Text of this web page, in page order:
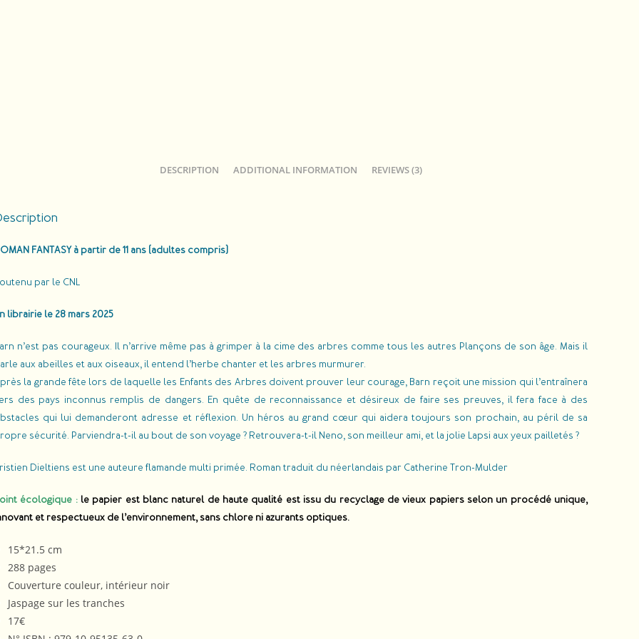
DESCRIPTION ADDITIONAL INFORMATION REVIEWS (3)
FANTASY à partir de 11 ans (adultes compris)
par le CNL
librairie le 28 mars 2025
n’est pas courageux. Il n’arrive même pas à grimper à la cime des arbres comme tous les autres Plançons de son âge. Mais il
aux abeilles et aux oiseaux, il entend l’herbe chanter et les arbres murmurer.
la grande fête lors de laquelle les Enfants des Arbres doivent prouver leur courage, Barn reçoit une mission qui l’entraînera
des pays inconnus remplis de dangers. En quête de reconnaissance et désireux de faire ses preuves, il fera face à des
qui lui demanderont adresse et réflexion. Un héros au grand cœur qui aidera toujours son prochain, au péril de sa
sécurité. Parviendra-t-il au bout de son voyage ? Retrouvera-t-il Neno, son meilleur ami, et la jolie Lapsi aux yeux pailletés ?
Dieltiens est une auteure flamande multi primée. Roman traduit du néerlandais par Catherine Tron-Mulder
écologique : le papier est blanc naturel de haute qualité est issu du recyclage de vieux papiers selon un procédé unique,
et respectueux de l’environnement, sans chlore ni azurants optiques.
15*21.5 cm
288 pages
Couverture couleur, intérieur noir
Jaspage sur les tranches
17€